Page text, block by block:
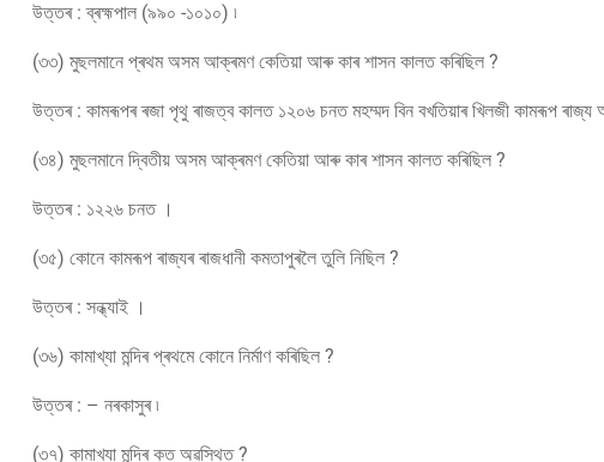
উত্তৰ : ব্ৰহ্মপাল (৯৯০ -১০১০) ৷
(৩৩) মুছলমানে প্ৰথম অসম আক্ৰমণ কেতিয়া আৰু কাৰ শাসন কালত কৰিছিল ?
উত্তৰ : কামৰূপৰ ৰজা পৃথু ৰাজত্ব কালত ১২০৬ চনত মহম্মদ বিন বখতিয়াৰ খিলজী কামৰূপ ৰাজ্য
(৩৪) মুছলমানে দ্বিতীয় অসম আক্ৰমণ কেতিয়া আৰু কাৰ শাসন কালত কৰিছিল ?
উত্তৰ : ১২২৬ চনত ।
(৩৫) কোনে কামৰূপ ৰাজ্যৰ ৰাজধানী কমতাপুৰলৈ তুলি নিছিল ?
উত্তৰ : সন্ধ্যাই ।
(৩৬) কামাখ্যা মন্দিৰ প্ৰথমে কোনে নিৰ্মাণ কৰিছিল ?
উত্তৰ : – নৰকাসুৰ ৷
(৩৭) কামাখ্যা মন্দিৰ কত অৱস্থিত ?